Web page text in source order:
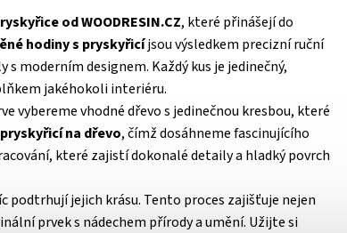
od WOODRESIN.CZ, které přinášejí do
hodiny s pryskyřicíjsou výsledkem precizní ruční
moderním designem. Každý kus je jedinečný,
jakéhokoli interiéru.
vybereme vhodné dřevo s jedinečnou kresbou, které
pryskyřicí na dřevo, čímž dosáhneme fascinujícího
které zajistí dokonalé detaily a hladký povrch
podtrhují jejich krásu. Tento proces zajišťuje nejen
prvek s nádechem přírody a umění. Užijte si